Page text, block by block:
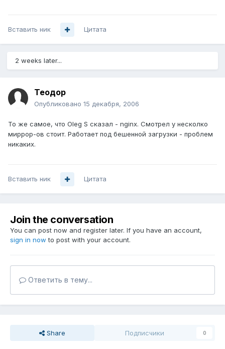
Вставить ник Цитата
2 weeks later...
Теодор
Опубликовано 15 декабря, 2006
То же самое, что Oleg S сказал - nginx. Смотрел у несколко
миррор-ов стоит. Работает под бешенной загрузки - проблем
никаких.
Вставить ник Цитата
Join the conversation
You can post now and register later. If you have an account,
sign in now to post with your account.
Ответить в тему...
Share Подписчики 0